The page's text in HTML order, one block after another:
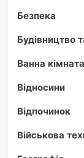
Безпека
Будівництво
Ванна кімната
Відносини
Відпочинок
Військова